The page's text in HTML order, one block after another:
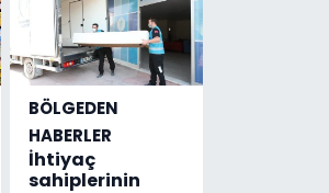
BÖLGEDEN
HABERLER
İhtiyaç
sahiplerinin